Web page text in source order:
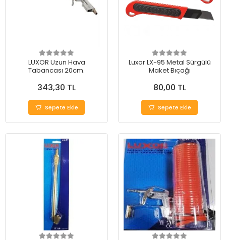
LUXOR Uzun Hava
Tabancası 20cm.
343,30 TL
Sepete Ekle
Luxor LX-95 Metal Sürgülü
Maket Bıçağı
80,00 TL
Sepete Ekle